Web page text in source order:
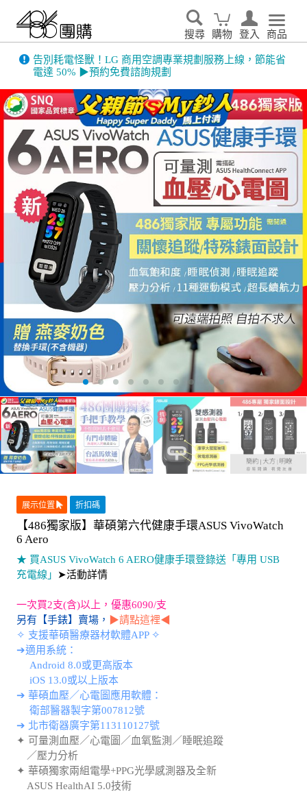
搜尋 購物 登入 商品
告別耗電怪獸！LG 商用空調專業規劃服務上線，節能省
電達 50% ▶預約免費諮詢規劃
展示位置 折扣碼
【486獨家版】華碩第六代健康手環ASUS VivoWatch
6 Aero
★ 買ASUS VivoWatch 6 AERO健康手環登錄送「專用 USB
充電線」
➤活動詳情
一次買2支(含)以上，優惠6090/支
另有【手錶】賣場，
▶請點這裡◀
✧ 支援華碩醫療器材軟體APP ✧
➔適用系統：
Android 8.0或更高版本
iOS 13.0或以上版本
➔ 華碩血壓／心電圖應用軟體：
衛部醫器製字第007812號
➔ 北市衛器廣字第113110127號
✦ 可量測血壓／心電圖／血氧監測／睡眠追蹤
／壓力分析
✦ 華碩獨家兩組電學+PPG光學感測器及全新
ASUS HealthAI 5.0技術